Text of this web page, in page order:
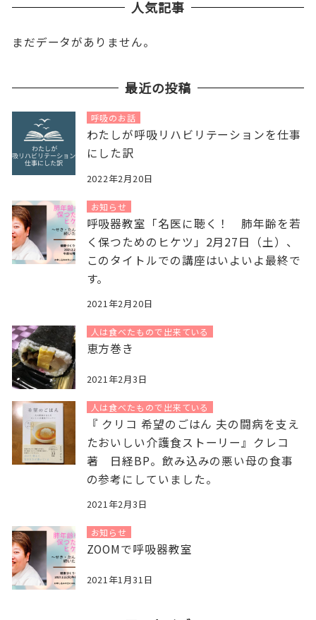
人気記事
まだデータがありません。
最近の投稿
呼吸のお話
わたしが呼吸リハビリテーションを仕事
にした訳
2022年2月20日
お知らせ
呼吸器教室「名医に聴く！ 肺年齢を若
く保つためのヒケツ」2月27日（土）、
このタイトルでの講座はいよいよ最終で
す。
2021年2月20日
人は食べたもので出来ている
恵方巻き
2021年2月3日
人は食べたもので出来ている
『 クリコ 希望のごはん 夫の闘病を支え
たおいしい介護食ストーリー』クレコ
著 日経BP。飲み込みの悪い母の食事
の参考にしていました。
2021年2月3日
お知らせ
ZOOMで呼吸器教室
2021年1月31日